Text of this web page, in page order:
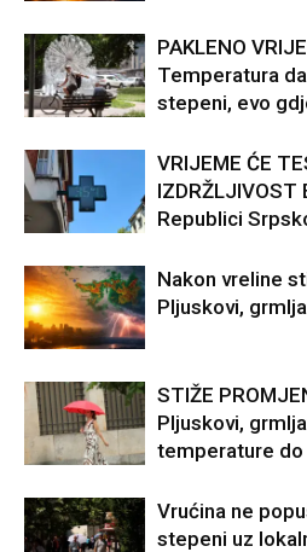
PAKLENO
Temperatura
stepeni, evo
VRIJEME ĆE
IZDRŽLJIVOST
Republici
Nakon vreline
Pljuskovi,
STIŽE
Pljuskovi,
temperature do
Vrućina ne
stepeni uz